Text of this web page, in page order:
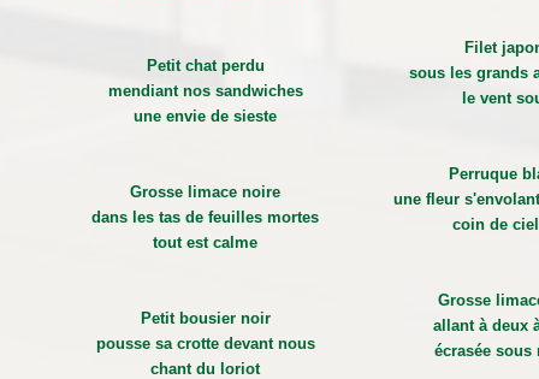
Petit chat perdu
mendiant nos sandwiches
une envie de sieste
Grosse limace noire
dans les tas de feuilles mortes
tout est calme
Petit bousier noir
pousse sa crotte devant nous
chant du loriot
Filet
sous les grands
le vent
Perruque
une fleur
coin de
Grosse
allant à deux
écrasée sous